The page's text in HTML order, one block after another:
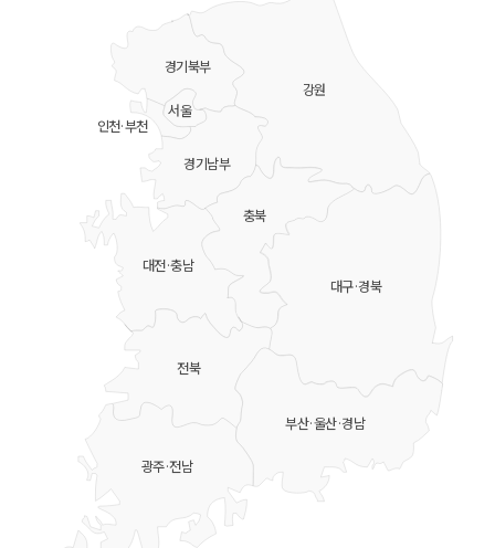
강원
충북
대전·충남
대구·경북
부산·울산·경남
전북
광주·전남
경기북부
경기남부
서울
인천·부천